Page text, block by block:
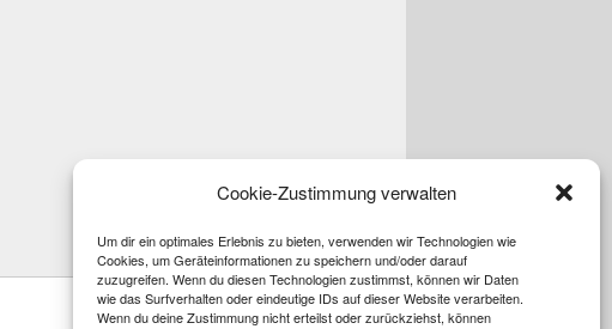
Cookie-Zustimmung verwalten
Um dir ein optimales Erlebnis zu bieten, verwenden wir Technologien wie
Cookies, um Geräteinformationen zu speichern und/oder darauf
zuzugreifen. Wenn du diesen Technologien zustimmst, können wir Daten
wie das Surfverhalten oder eindeutige IDs auf dieser Website verarbeiten.
Wenn du deine Zustimmung nicht erteilst oder zurückziehst, können